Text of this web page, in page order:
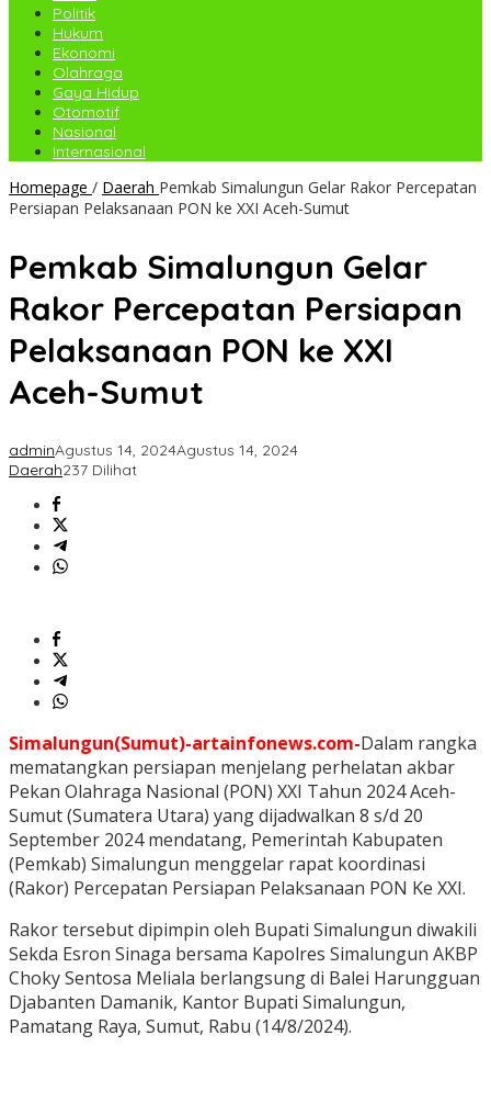
Politik
Hukum
Ekonomi
Olahraga
Gaya Hidup
Otomotif
Nasional
Internasional
Homepage / Daerah Pemkab Simalungun Gelar Rakor Percepatan
Persiapan Pelaksanaan PON ke XXI Aceh-Sumut
Pemkab Simalungun Gelar
Rakor Percepatan Persiapan
Pelaksanaan PON ke XXI
Aceh-Sumut
adminAgustus 14, 2024Agustus 14, 2024
Daerah237 Dilihat
Simalungun(Sumut)-artainfonews.com-Dalam rangka
mematangkan persiapan menjelang perhelatan akbar
Pekan Olahraga Nasional (PON) XXI Tahun 2024 Aceh-
Sumut (Sumatera Utara) yang dijadwalkan 8 s/d 20
September 2024 mendatang, Pemerintah Kabupaten
(Pemkab) Simalungun menggelar rapat koordinasi
(Rakor) Percepatan Persiapan Pelaksanaan PON Ke XXI.
Rakor tersebut dipimpin oleh Bupati Simalungun diwakili
Sekda Esron Sinaga bersama Kapolres Simalungun AKBP
Choky Sentosa Meliala berlangsung di Balei Harungguan
Djabanten Damanik, Kantor Bupati Simalungun,
Pamatang Raya, Sumut, Rabu (14/8/2024).